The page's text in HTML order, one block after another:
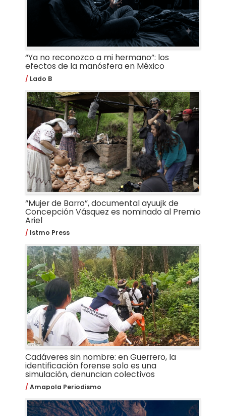
“Ya no reconozco a mi hermano”: los
efectos de la manósfera en México
Lado B
“Mujer de Barro”, documental ayuujk de
Concepción Vásquez es nominado al Premio
Ariel
Istmo Press
Cadáveres sin nombre: en Guerrero, la
identificación forense solo es una
simulación, denuncian colectivos
Amapola Periodismo